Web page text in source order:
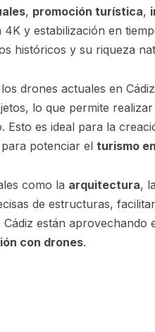
, promoción turística,
y estabilización en
históricos y su riqueza
drones actuales en
lo que permite
Esto es ideal para la
potenciar el turismo
como la arquitectura, la
de estructuras,
Cádiz están
con drones.